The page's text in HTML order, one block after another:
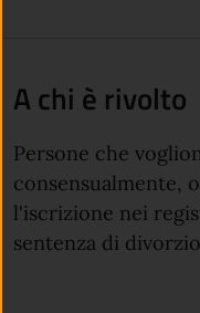
A chi è rivolto
Persone che
consensualmente,
l'iscrizione nei
sentenza di